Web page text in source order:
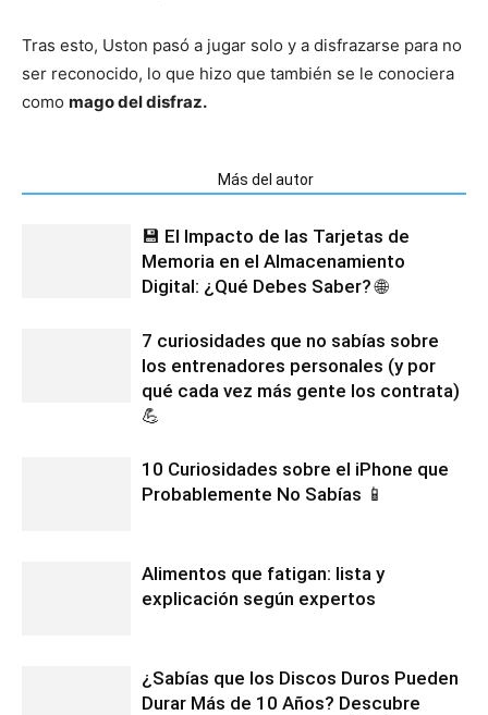
Tras esto, Uston pasó a jugar solo y a disfrazarse para no
ser reconocido, lo que hizo que también se le conociera
como mago del disfraz.
Más del autor
💾 El Impacto de las Tarjetas de
Memoria en el Almacenamiento
Digital: ¿Qué Debes Saber? 🌐
7 curiosidades que no sabías sobre
los entrenadores personales (y por
qué cada vez más gente los contrata)
💪
10 Curiosidades sobre el iPhone que
Probablemente No Sabías 📱
Alimentos que fatigan: lista y
explicación según expertos
¿Sabías que los Discos Duros Pueden
Durar Más de 10 Años? Descubre